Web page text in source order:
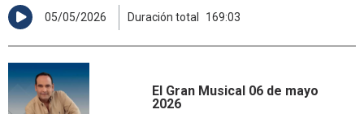
05/05/2026 Duración total 169:03
El Gran Musical 06 de mayo
2026